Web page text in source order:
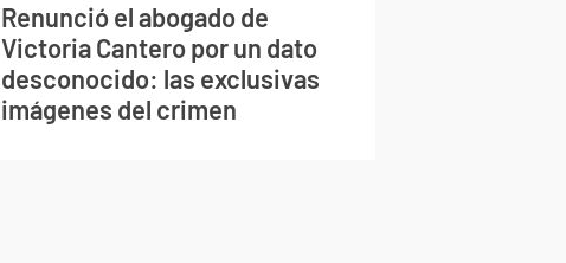
Renunció el abogado de
Victoria Cantero por un dato
desconocido: las exclusivas
imágenes del crimen